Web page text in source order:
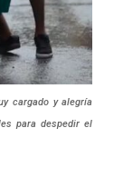
cargado y alegría
para despedir el